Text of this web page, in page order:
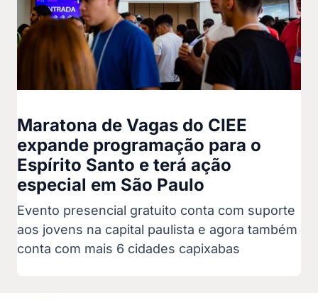
Maratona de Vagas do CIEE
expande programação para o
Espírito Santo e terá ação
especial em São Paulo
Evento presencial gratuito conta com suporte
aos jovens na capital paulista e agora também
conta com mais 6 cidades capixabas